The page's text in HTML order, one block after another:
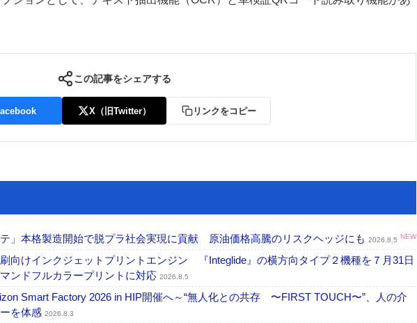
この記事をシェアする
X（旧Twitter） リンクをコピー
」本格製造開始で脱プラ社会実現に貢献 原油価格高騰のリスクヘッジにも 2026.8.5 NEW
向けインクジェットプリントエンジン 『Integlide』の横方向タイプ２機種を７月31日
ンドフルカラープリントに対応 2026.8.5
Smart Factory 2026 in HIP開催へ～“無人化との共存 〜FIRST TOUCH〜”、人の介
を体感 2026.8.3